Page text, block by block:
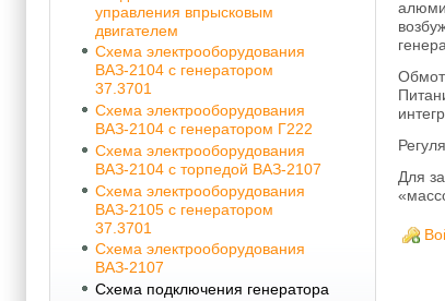
управления впрысковым
двигателем
Схема электрооборудования
ВАЗ-2104 с генератором
37.3701
Схема электрооборудования
ВАЗ-2104 с генератором Г222
Схема электрооборудования
ВАЗ-2104 с торпедой ВАЗ-2107
Схема электрооборудования
ВАЗ-2105 с генератором
37.3701
Схема электрооборудования
ВАЗ-2107
Схема подключения генератора
Для